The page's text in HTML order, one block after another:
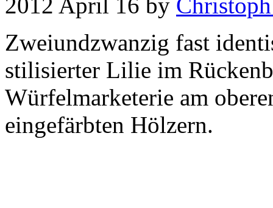
2012 April 16 by
Zweiundzwanzig fast
stilisierter Lilie im
Würfelmarketerie am
eingefärbten Hölzern.